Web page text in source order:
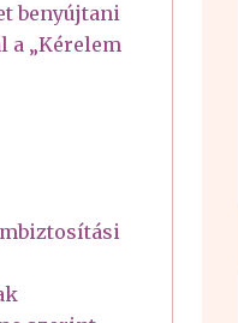
benyújtani
„Kérelem